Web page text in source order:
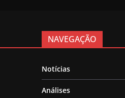
NAVEGAÇÃO
Notícias
Análises